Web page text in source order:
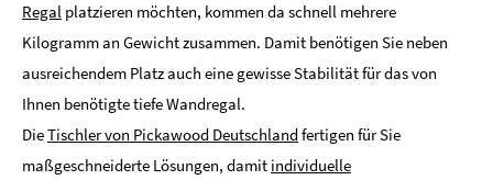
Regal platzieren möchten, kommen da schnell mehrere
Kilogramm an Gewicht zusammen. Damit benötigen Sie neben
ausreichendem Platz auch eine gewisse Stabilität für das von
Ihnen benötigte tiefe Wandregal.
DieTischler von Pickawood Deutschlandfertigen für Sie
maßgeschneiderte Lösungen, damit individuelle